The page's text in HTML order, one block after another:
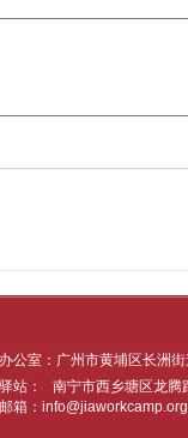
公室：广州市黄埔区长洲
站： 南宁市西乡塘区龙
箱： info@jiaworkcamp.org